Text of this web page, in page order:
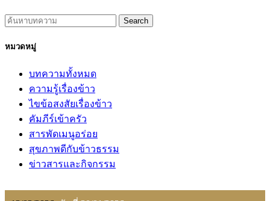
Search
หมวดหมู่
บทความทั้งหมด
ความรู้เรื่องข้าว
ไขข้อสงสัยเรื่องข้าว
คัมภีร์เข้าครัว
สารพัดเมนูอร่อย
สุขภาพดีกับข้าวธรรม
ข่าวสารและกิจกรรม